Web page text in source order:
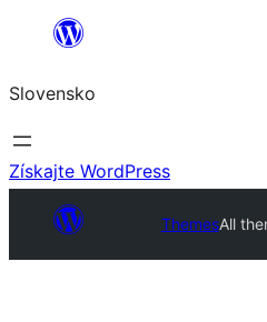
Prejsť
obsah
Slovensko
Získajte WordPress
ThemesAll